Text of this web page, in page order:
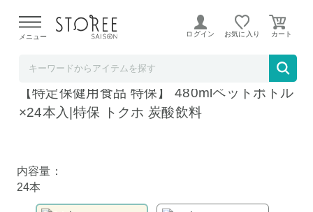
よる配送遅延が発生しております。
メニュー ログイン お気に入り
キリン Mets(メッツ) コーラ 【手売り用】
【特定保健用食品 特保】 480mlペットボトル
×24本入|特保 トクホ 炭酸飲料
内容量：
24本